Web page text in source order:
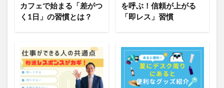
カフェで始まる「差がつ
く1日」の習慣とは？
を呼ぶ！信頼が上がる
「即レス」習慣